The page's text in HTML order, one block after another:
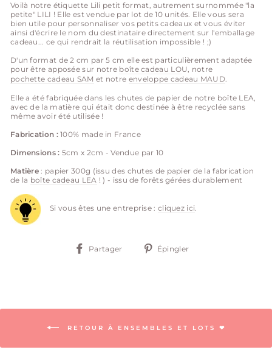
Voilà notre étiquette Lili petit format, autrement surnommée "la
petite" LILI ! Elle est vendue par lot de 10 unités. Elle vous sera
bien utile pour personnaliser vos petits cadeaux et vous éviter
ainsi d'écrire le nom du destinataire directement sur l'emballage
cadeau... ce qui rendrait la réutilisation impossible ! ;)
D'un format de 2 cm par 5 cm elle est particulièrement adaptée
pour être apposée sur notre boîte cadeau LOU, notre
pochette cadeau SAM et notre enveloppe cadeau MAUD.
Elle a été fabriquée dans les chutes de papier de notre boîte LEA,
avec de la matière qui était donc destinée à être recyclée sans
même avoir été utilisée !
Fabrication : 100% made in France
Dimensions : 5cm x 2cm - Vendue par 10
Matière : papier 300g (issu des chutes de papier de la fabrication
de la boîte cadeau LEA ! ) - issu de forêts gérées durablement
Si vous êtes une entreprise : cliquez ici.
Partager
PartagerÉpingler
RETOUR À ENSEMBLES ET LOTS ❤